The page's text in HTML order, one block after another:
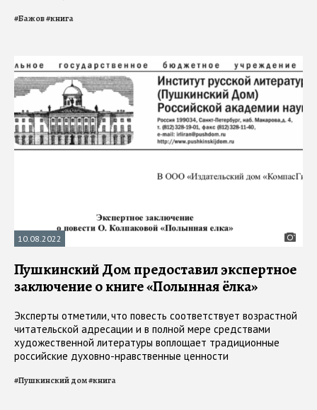
#Бажов#книга
10.08.2022
Пушкинский Дом предоставил экспертное
заключение о книге «Полынная ёлка»
Эксперты отметили, что повесть соответствует возрастной
читательской адресации и в полной мере средствами
художественной литературы воплощает традиционные
российские духовно-нравственные ценности
#Пушкинский дом#книга